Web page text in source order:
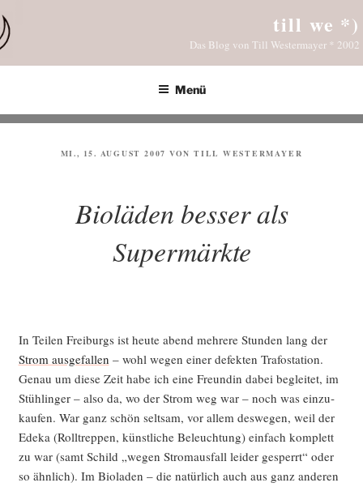
Inhalt
springen
till we *)
Das Blog von Till Westermayer * 2002
Menü
VERÖFFENTLICHT
MI., 15. AUGUST 2007 VON TILL WESTERMAYER
Bioläden besser als
Supermärkte
In Tei­len Frei­burgs ist heu­te abend meh­re­re Stun­den lang der
Strom aus­ge­fal­len – wohl wegen einer defek­ten Tra­fo­sta­ti­on.
Genau um die­se Zeit habe ich eine Freun­din dabei beglei­tet, im
Stüh­lin­ger – also da, wo der Strom weg war – noch was ein­zu­
kau­fen. War ganz schön selt­sam, vor allem des­we­gen, weil der
Ede­ka (Roll­trep­pen, künst­li­che Beleuch­tung) ein­fach kom­plett
zu war (samt Schild „wegen Strom­aus­fall lei­der gesperrt“ oder
so ähn­lich). Im Bio­la­den – die natür­lich auch aus ganz ande­ren